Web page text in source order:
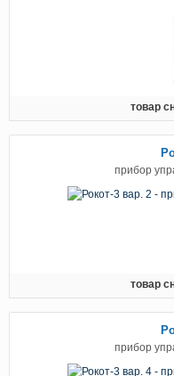
товар
прибор
товар
прибор